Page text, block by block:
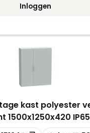
Inloggen
kast polyester
IP65